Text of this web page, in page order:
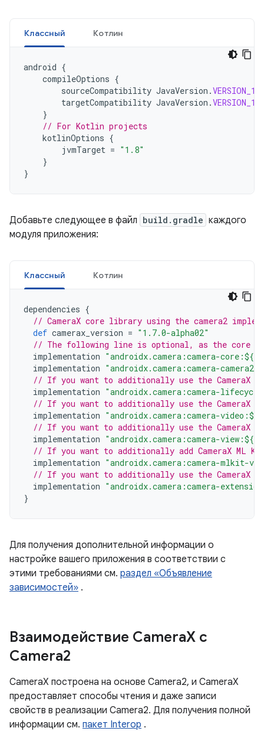
Классный Котлин
android {
compileOptions {
sourceCompatibility JavaVersion .
targetCompatibility JavaVersion .
}
// For Kotlin projects
kotlinOptions {
jvmTarget = "1.8"
}
}
Добавьте следующее в файл build.gradle каждого
модуля приложения:
Классный Котлин
dependencies {
// CameraX core library using the camera2
def camerax_version = "1.7.0-alpha02"
// The following line is optional, as the core
implementation "androidx.camera:camera-
implementation "androidx.camera:camera-
// If you want to additionally use the CameraX
implementation "androidx.camera:camera-
// If you want to additionally use the CameraX
implementation "androidx.camera:camera-
// If you want to additionally use the CameraX
implementation "androidx.camera:camera-
// If you want to additionally add CameraX ML
implementation "androidx.camera:camera-mlkit-
// If you want to additionally use the CameraX
implementation "androidx.camera:camera-
}
Для получения дополнительной информации о
настройке вашего приложения в соответствии с
этими требованиями см. раздел «Объявление
зависимостей» .
Взаимодействие CameraX с
Camera2
CameraX построена на основе Camera2, и CameraX
предоставляет способы чтения и даже записи
свойств в реализации Camera2. Для получения полной
информации см. пакет Interop .